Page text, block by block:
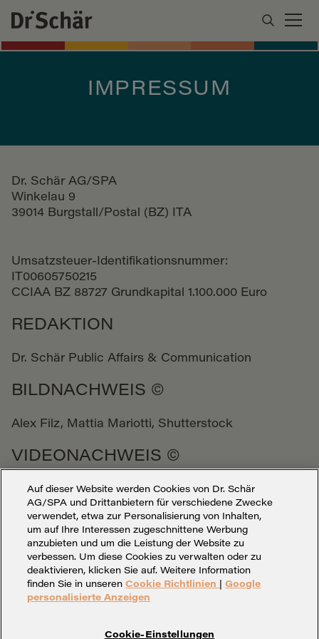
IMPRESSUM
Dr. Schär AG/SPA
Winkelau 9
39014 Burgstall/Postal (BZ) ITA
Umsatzsteuer-Identifikationsnummer:
IT00605750215
CCIAA BZ 88727 Grundkapital 1.100.000 Euro
REDAKTION
Dr. Schär Public Affairs & Communication
BILDNACHWEIS ©
Alex Filz, Mattia Mariotti, Shutterstock
VIDEONACHWEIS ©
Mattia Mariotti
Auf dieser Website werden Cookies von Dr. Schär
AG/SPA und Drittanbietern für verschiedene Zwecke
verwendet, etwa zur Personalisierung von Inhalten,
um auf Ihre Interessen zugeschnittene Werbung
anzubieten und um die Leistung der Website zu
verbessen. Um diese Cookies zu verwalten oder zu
deaktivieren, klicken Sie auf. Weitere Information
finden Sie in unserenCookie Richtlinien |Google
personalisierte Anzeigen
Cookie-Einstellungen